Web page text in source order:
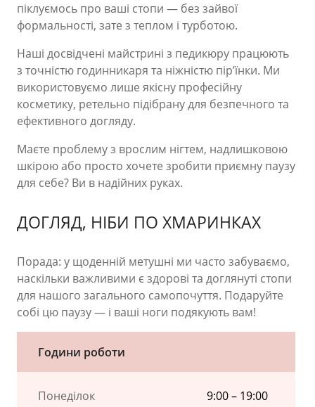
піклуємось про ваші стопи — без зайвої
формальності, зате з теплом і турботою.
Наші досвідчені майстрині з педикюру працюють
з точністю годинникаря та ніжністю пір’їнки. Ми
використовуємо лише якісну професійну
косметику, ретельно підібрану для безпечного та
ефективного догляду.
Маєте проблему з врослим нігтем, надлишковою
шкірою або просто хочете зробити приємну паузу
для себе? Ви в надійних руках.
ДОГЛЯД, НІБИ ПО ХМАРИНКАХ
Порада: у щоденній метушні ми часто забуваємо,
наскільки важливими є здорові та доглянуті стопи
для нашого загального самопочуття. Подаруйте
собі цю паузу — і ваші ноги подякують вам!
Години роботи
Понеділок
9:00 – 19:00